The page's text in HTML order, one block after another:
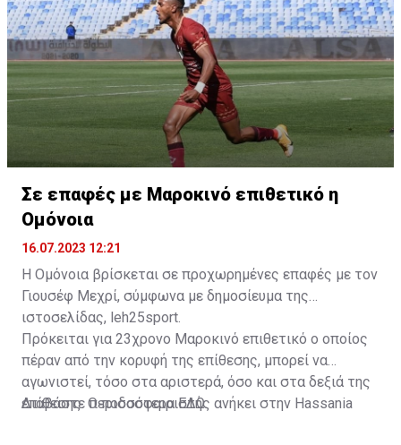
της ομάδας.
Σε επαφές με Μαροκινό επιθετικό η
Ομόνοια
16.07.2023 12:21
Η Ομόνοια βρίσκεται σε προχωρημένες επαφές με τον
Γιουσέφ Μεχρί, σύμφωνα με δημοσίευμα της
ιστοσελίδας, leh25sport.
Πρόκειται για 23χρονο Μαροκινό επιθετικό ο οποίος
πέραν από την κορυφή της επίθεσης, μπορεί να
αγωνιστεί, τόσο στα αριστερά, όσο και στα δεξιά της
επίθεσης. Ο ποδοσφαιριστής ανήκει στην Hassania
Διαβάστε περισσότεραΕΔΩ.